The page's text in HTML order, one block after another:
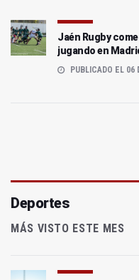
Jaén Rugby
jugando en
PUBLICADO EL 06
Deportes
MÁS VISTO ESTE MES